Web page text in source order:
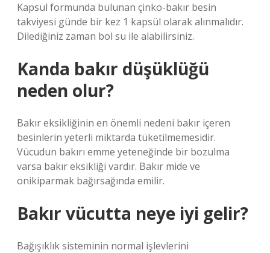
Kapsül formunda bulunan çinko-bakır besin
takviyesi günde bir kez 1 kapsül olarak alınmalıdır.
Dilediğiniz zaman bol su ile alabilirsiniz.
Kanda bakır düşüklüğü
neden olur?
Bakır eksikliğinin en önemli nedeni bakır içeren
besinlerin yeterli miktarda tüketilmemesidir.
Vücudun bakırı emme yeteneğinde bir bozulma
varsa bakır eksikliği vardır. Bakır mide ve
onikiparmak bağırsağında emilir.
Bakır vücutta neye iyi gelir?
Bağışıklık sisteminin normal işlevlerini